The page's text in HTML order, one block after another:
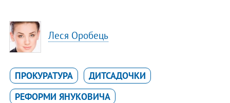
Леся Оробець
ПРОКУРАТУРА
ДИТСАДОЧКИ
РЕФОРМИ ЯНУКОВИЧА